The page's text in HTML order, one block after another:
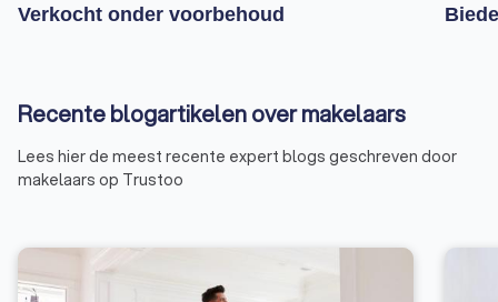
Verkocht onder voorbehoud
Recente blogartikelen over makelaars
Lees hier de meest recente expert blogs geschreven door
makelaars op Trustoo